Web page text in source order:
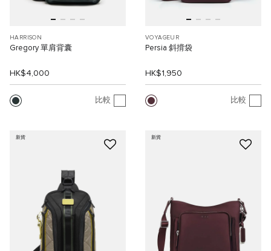
HARRISON
Gregory 單肩背囊
HK$4,000
比較
VOYAGEUR
Persia 斜揹袋
HK$1,950
比較
新貨 新貨